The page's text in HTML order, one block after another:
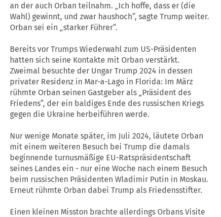
an der auch Orban teilnahm. „Ich hoffe, dass er (die
Wahl) gewinnt, und zwar haushoch“, sagte Trump weiter.
Orban sei ein „starker Führer“.
Bereits vor Trumps Wiederwahl zum US-Präsidenten
hatten sich seine Kontakte mit Orban verstärkt.
Zweimal besuchte der Ungar Trump 2024 in dessen
privater Residenz in Mar-a-Lago in Florida: Im März
rühmte Orban seinen Gastgeber als „Präsident des
Friedens“, der ein baldiges Ende des russischen Kriegs
gegen die Ukraine herbeiführen werde.
Nur wenige Monate später, im Juli 2024, läutete Orban
mit einem weiteren Besuch bei Trump die damals
beginnende turnusmäßige EU-Ratspräsidentschaft
seines Landes ein - nur eine Woche nach einem Besuch
beim russischen Präsidenten Wladimir Putin in Moskau.
Erneut rühmte Orban dabei Trump als Friedensstifter.
Einen kleinen Misston brachte allerdings Orbans Visite